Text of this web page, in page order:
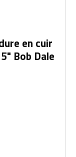
en cuir
Bob Dale